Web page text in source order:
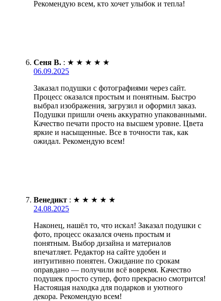
Рекомендую всем, кто хочет улыбок и тепла!
Сеня В. : ★ ★ ★ ★ ★
06.09.2025
Заказал подушки с фотографиями через сайт.
Процесс оказался простым и понятным. Быстро
выбрал изображения, загрузил и оформил заказ.
Подушки пришли очень аккуратно упакованными.
Качество печати просто на высшем уровне. Цвета
яркие и насыщенные. Все в точности так, как
ожидал. Рекомендую всем!
Венедикт : ★ ★ ★ ★ ★
24.08.2025
Наконец, нашёл то, что искал! Заказал подушки с
фото, процесс оказался очень простым и
понятным. Выбор дизайна и материалов
впечатляет. Редактор на сайте удобен и
интуитивно понятен. Ожидание по срокам
оправдано — получили всё вовремя. Качество
подушек просто супер, фото прекрасно смотрится!
Настоящая находка для подарков и уютного
декора. Рекомендую всем!